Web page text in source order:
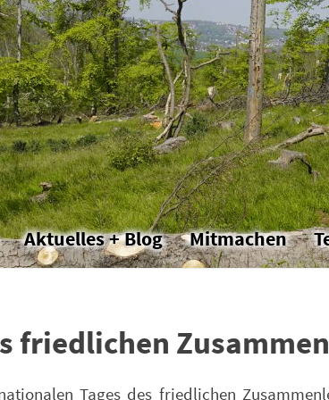
Aktuelles + Blog Mitmachen
friedlichen
Tages des friedlichen